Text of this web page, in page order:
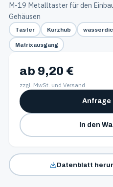
M-19 Metalltaster für den
Gehäusen
Taster Kurzhub
Matrixausgang
ab 9,20 €
zzgl. MwSt. und Versand
In den
Anfrage
Datenblatt